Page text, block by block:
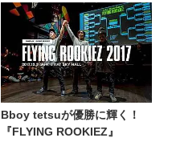
Bboy tetsuが優勝に輝く！
『FLYING ROOKIEZ』